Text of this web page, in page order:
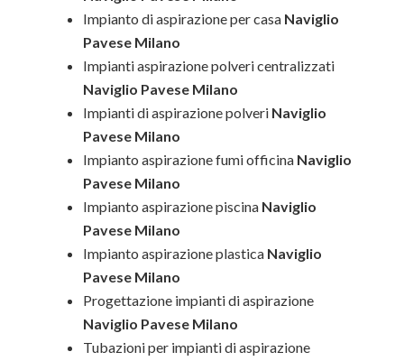
Impianto di aspirazione per casa Naviglio
Pavese Milano
Impianti aspirazione polveri centralizzati
Naviglio Pavese Milano
Impianti di aspirazione polveri Naviglio
Pavese Milano
Impianto aspirazione fumi officina Naviglio
Pavese Milano
Impianto aspirazione piscina Naviglio
Pavese Milano
Impianto aspirazione plastica Naviglio
Pavese Milano
Progettazione impianti di aspirazione
Naviglio Pavese Milano
Tubazioni per impianti di aspirazione